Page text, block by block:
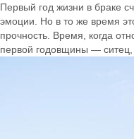
Первый год жизни в браке
эмоции. Но в то же время
прочность. Время, когда
первой годовщины — ситец,